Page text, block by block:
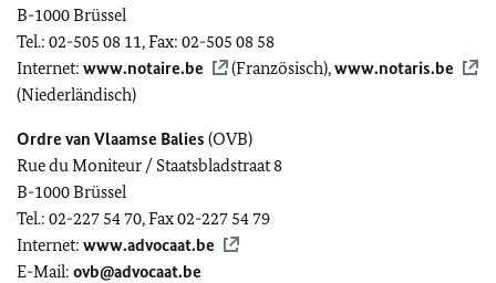
B-1000 Brüssel
Tel.: 02-505 08 11, Fax: 02-505 08 58
Internet: www.notaire.be (Französisch),www.notaris.be
(Niederländisch)
Ordre van Vlaamse Balies (OVB)
Rue du Moniteur / Staatsbladstraat 8
B-1000 Brüssel
Tel.: 02-227 54 70, Fax 02-227 54 79
Internet: www.advocaat.be
E-Mail: ovb@advocaat.be